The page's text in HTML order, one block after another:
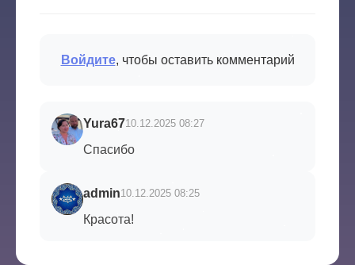
Войдите, чтобы оставить комментарий
Yura6710.12.2025 08:27
Спасибо
admin10.12.2025 08:25
Красота!